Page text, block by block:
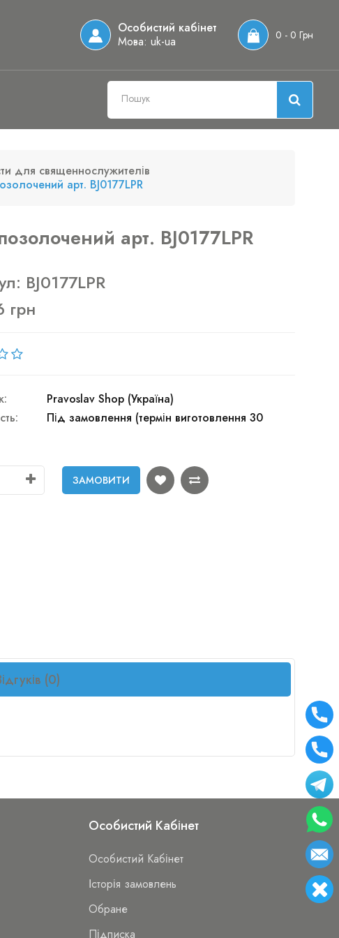
Особистий кабінет
Мова: uk-ua 0 - 0 Грн
для священнослужителів
арт. BJ0177LPR
арт. BJ0177LPR
BJ0177LPR
грн
Pravoslav Shop (Україна)
Під замовлення (термін виготовлення 30
ЗАМОВИТИ
(0)
Особистий Кабінет
Особистий Кабінет
Історія замовлень
Обране
Підписка